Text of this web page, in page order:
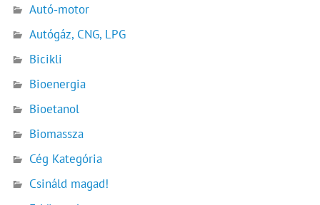
Autó-motor
Autógáz, CNG, LPG
Bicikli
Bioenergia
Bioetanol
Biomassza
Cég Kategória
Csináld magad!